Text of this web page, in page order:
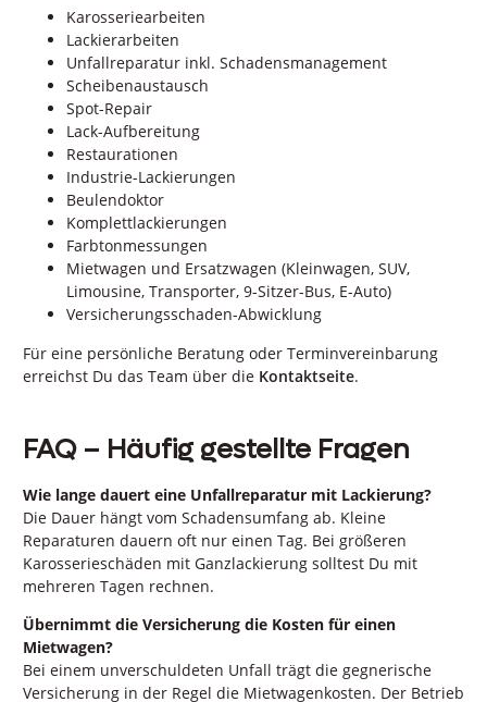
Karosseriearbeiten
Lackierarbeiten
Unfallreparatur inkl. Schadensmanagement
Scheibenaustausch
Spot-Repair
Lack-Aufbereitung
Restaurationen
Industrie-Lackierungen
Beulendoktor
Komplettlackierungen
Farbtonmessungen
Mietwagen und Ersatzwagen (Kleinwagen, SUV,
Limousine, Transporter, 9-Sitzer-Bus, E-Auto)
Versicherungsschaden-Abwicklung
Für eine persönliche Beratung oder Terminvereinbarung
erreichst Du das Team über die Kontaktseite.
FAQ – Häufig gestellte Fragen
Wie lange dauert eine Unfallreparatur mit Lackierung?
Die Dauer hängt vom Schadensumfang ab. Kleine
Reparaturen dauern oft nur einen Tag. Bei größeren
Karosserieschäden mit Ganzlackierung solltest Du mit
mehreren Tagen rechnen.
Übernimmt die Versicherung die Kosten für einen
Mietwagen?
Bei einem unverschuldeten Unfall trägt die gegnerische
Versicherung in der Regel die Mietwagenkosten. Der Betrieb